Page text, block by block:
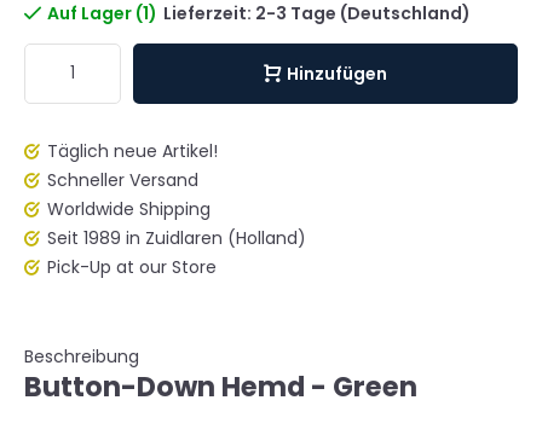
Auf Lager (1) Lieferzeit: 2-3 Tage (Deutschland)
Hinzufügen
Täglich neue Artikel!
Schneller Versand
Worldwide Shipping
Seit 1989 in Zuidlaren (Holland)
Pick-Up at our Store
Beschreibung
Button-Down Hemd - Green